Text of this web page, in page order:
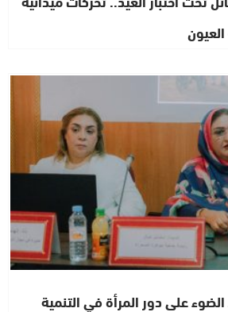
على دور المرأة في التنمية